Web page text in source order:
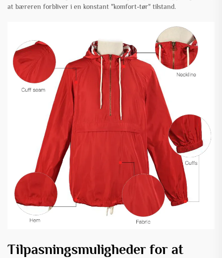
at bæreren forbliver i en konstant "komfort-tør" tilstand.
Tilpasningsmuligheder for at